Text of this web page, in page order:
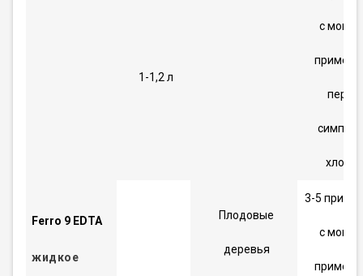
Ferro 9 EDTA
жидкое
1-1,2 л
Плодовые
деревья
с
3-5
с